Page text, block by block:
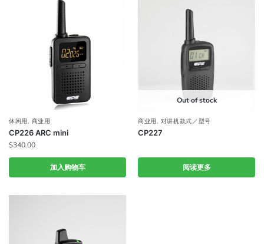
休闲用, 商业用
CP226 ARC mini
$340.00
加入购物车
Out of stock
商业用, 对讲机款式／型号
CP227
阅读更多